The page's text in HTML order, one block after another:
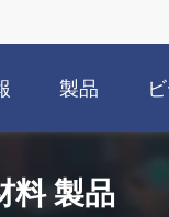
製品
料 製品